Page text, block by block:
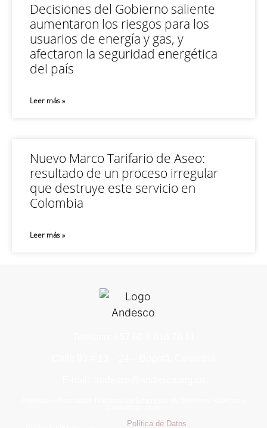
Decisiones del Gobierno saliente
aumentaron los riesgos para los
usuarios de energía y gas, y
afectaron la seguridad energética
del país
Leer más »
Nuevo Marco Tarifario de Aseo:
resultado de un proceso irregular
que destruye este servicio en
Colombia
Leer más »
Política de Datos